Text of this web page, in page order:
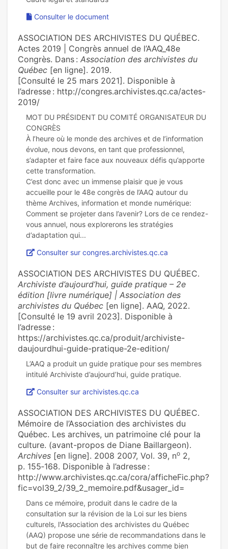
Consulter le document
ASSOCIATION DES ARCHIVISTES DU QUÉBEC.
Actes 2019 | Congrès annuel de l’AAQ_48e
Congrès. Dans : Association des archivistes du
Québec [en ligne]. 2019.
[Consulté le 25 mars 2021]. Disponible à
l’adresse : http://congres.archivistes.qc.ca/actes-
2019/
MOT DU PRÉSIDENT DU COMITÉ ORGANISATEUR DU
CONGRÈS
À l’heure où le monde des archives et de l’information
évolue, nous devons, en tant que professionnel,
s’adapter et faire face aux nouveaux défis qu’apporte
cette transformation.
C’est donc avec un immense plaisir que je vous
accueille pour le 48e congrès de l’AAQ autour du
thème Archives, information et monde numérique:
Comment se projeter dans l’avenir? Lors de ce rendez-
vous annuel, nous explorerons les stratégies
Consulter sur congres.archivistes.qc.ca
ASSOCIATION DES ARCHIVISTES DU QUÉBEC.
Archiviste d’aujourd’hui, guide pratique – 2e
édition [livre numérique] | Association des
archivistes du Québec [en ligne]. AAQ, 2022.
[Consulté le 19 avril 2023]. Disponible à
l’adresse :
https://archivistes.qc.ca/produit/archiviste-
daujourdhui-guide-pratique-2e-edition/
L’AAQ a produit un guide pratique pour ses membres
Consulter sur archivistes.qc.ca
ASSOCIATION DES ARCHIVISTES DU QUÉBEC.
Mémoire de l’Association des archivistes du
Québec. Les archives, un patrimoine clé pour la
culture. (avant-propos de Diane Baillargeon).
Archives [en ligne]. 2008 2007, Vol. 39, no 2,
p. 155‑168. Disponible à l’adresse :
http://www.archivistes.qc.ca/cora/afficheFic.php?
fic=vol39_2/39_2_memoire.pdf&usager_id=
Dans ce mémoire, produit dans le cadre de la
consultation sur la révision de la Loi sur les biens
culturels, l'Association des archivistes du Québec
(AAQ) propose une série de recommandations dans le
but de faire reconnaître les archives comme bien